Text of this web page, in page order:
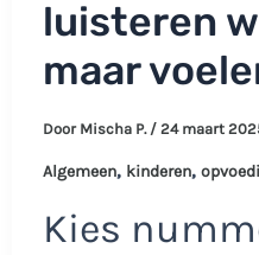
luisteren
maar
Door Mischa P. / 24 maart
Algemeen, kinderen,
Kies